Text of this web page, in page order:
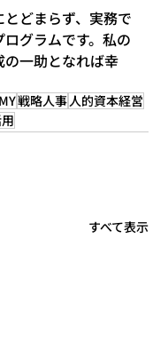
どまらず、実務で
グラムです。私の
一助となれば幸
戦略人事人的資本経営
すべて表示